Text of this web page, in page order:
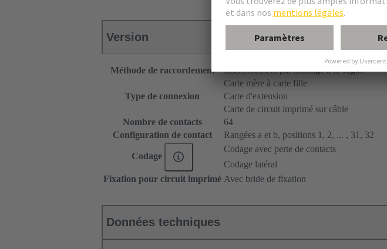
Version
Méthode de raccordement Raccordement par soudage à la vague
Type de connexion
Carte mère à carte fille
Carte d'extension
Carte de circuit imprimé sur câble
Nombre de contacts
64
Configuration de contact
Rangées a et b, positions 1, 2, ... , 31, 32
Codage
Codage avec perte de contacts
Codage latéral
Fixation pour circuit imprimé Avec bride de fixation
Données techniques